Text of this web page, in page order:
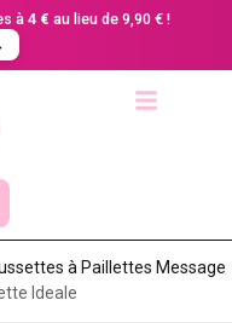
à 4 € au lieu de 9,90 € !
à Paillettes Message​
Ideale